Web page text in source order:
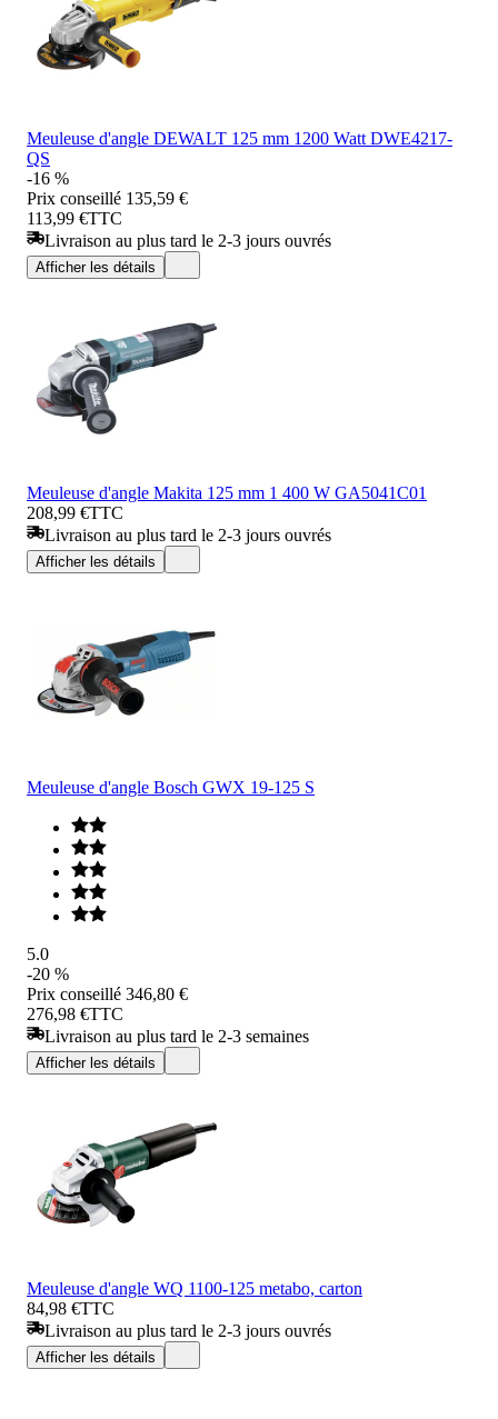
Meuleuse d'angle DEWALT 125 mm 1200 Watt DWE4217-
QS
-16 %
Prix conseillé 135,59 €
113,99 €TTC
Livraison au plus tard le 2-3 jours ouvrés
Afficher les détails
Meuleuse d'angle Makita 125 mm 1 400 W GA5041C01
208,99 €TTC
Livraison au plus tard le 2-3 jours ouvrés
Afficher les détails
Meuleuse d'angle Bosch GWX 19-125 S
5.0
-20 %
Prix conseillé 346,80 €
276,98 €TTC
Livraison au plus tard le 2-3 semaines
Afficher les détails
Meuleuse d'angle WQ 1100-125 metabo, carton
84,98 €TTC
Livraison au plus tard le 2-3 jours ouvrés
Afficher les détails